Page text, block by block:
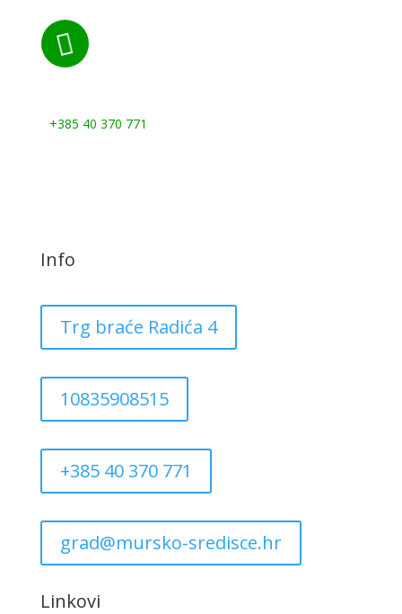

+385 40 370 771
Info
Trg braće Radića 4
10835908515
+385 40 370 771
grad@mursko-sredisce.hr
Linkovi